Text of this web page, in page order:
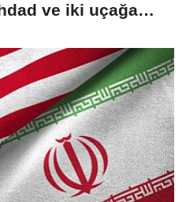
ve iki uçağa